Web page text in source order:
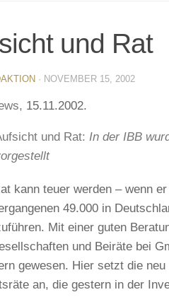
und Rat
· NOVEMBER 15, 2002
15.11.2002.
und Rat: In der IBB
kann teuer werden – wenn
49.000 in
Mit einer guten
und Beiräte bei
gewesen. Hier setzt die
an, die gestern in der